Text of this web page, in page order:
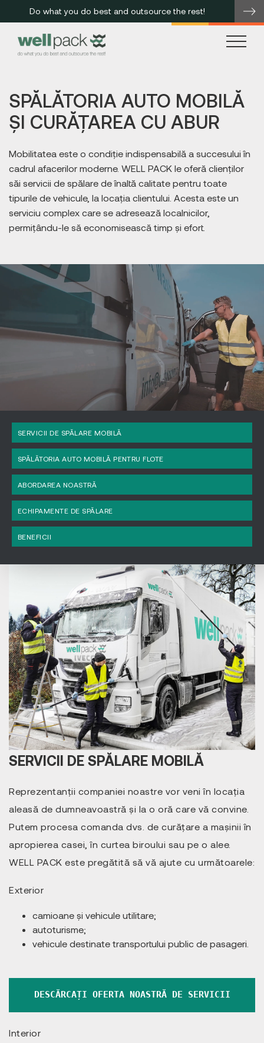
Do what you do best and outsource the rest!
SPĂLĂTORIA AUTO MOBILĂ
ȘI CURĂȚAREA CU ABUR
Mobilitatea este o condiție indispensabilă a succesului în
cadrul afacerilor moderne. WELL PACK le oferă clienților
săi servicii de spălare de înaltă calitate pentru toate
tipurile de vehicule, la locația clientului. Acesta este un
serviciu complex care se adresează localnicilor,
permițându-le să economisească timp și efort.
SERVICII DE SPĂLARE MOBILĂ
SPĂLĂTORIA AUTO MOBILĂ PENTRU FLOTE
ABORDAREA NOASTRĂ
ECHIPAMENTE DE SPĂLARE
BENEFICII
SERVICII DE SPĂLARE MOBILĂ
Reprezentanții companiei noastre vor veni în locația
aleasă de dumneavoastră și la o oră care vă convine.
Putem procesa comanda dvs. de curățare a mașinii în
apropierea casei, în curtea biroului sau pe o alee.
WELL PACK este pregătită să vă ajute cu următoarele:
Exterior
camioane și vehicule utilitare;
autoturisme;
vehicule destinate transportului public de pasageri.
DESCĂRCAȚI OFERTA NOASTRĂ DE SERVICII
Interior